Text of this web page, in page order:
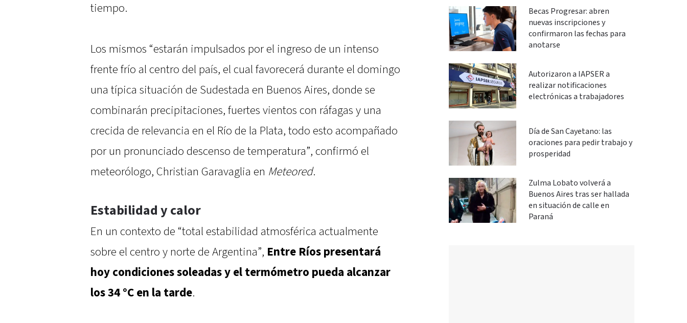
tiempo.
Los mismos “estarán impulsados por el ingreso de un intenso
frente frío al centro del país, el cual favorecerá durante el domingo
una típica situación de Sudestada en Buenos Aires, donde se
combinarán precipitaciones, fuertes vientos con ráfagas y una
crecida de relevancia en el Río de la Plata, todo esto acompañado
por un pronunciado descenso de temperatura”, confirmó el
meteorólogo, Christian Garavaglia en Meteored.
Estabilidad y calor
En un contexto de “total estabilidad atmosférica actualmente
sobre el centro y norte de Argentina”, Entre Ríos presentará
hoy condiciones soleadas y el termómetro pueda alcanzar
los 34 °C en la tarde.
Becas Progresar: abren
nuevas inscripciones y
confirmaron las fechas para
anotarse
Autorizaron a IAPSER a
realizar notificaciones
electrónicas a trabajadores
Día de San Cayetano: las
oraciones para pedir trabajo y
prosperidad
Zulma Lobato volverá a
Buenos Aires tras ser hallada
en situación de calle en
Paraná